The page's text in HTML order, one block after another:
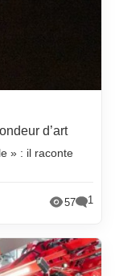
d’art
» : il raconte
57 1